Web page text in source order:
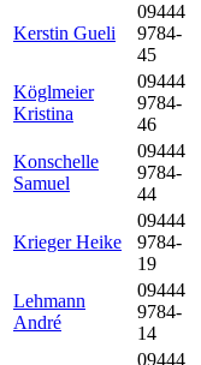
Kerstin Gueli
09444
9784-
45
Köglmeier
Kristina
09444
9784-
46
Konschelle
Samuel
09444
9784-
44
Krieger Heike
09444
9784-
19
Lehmann
André
09444
9784-
14
09444